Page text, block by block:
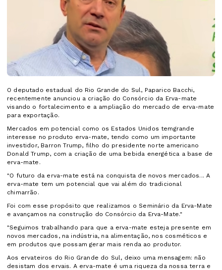
O deputado estadual do Rio Grande do Sul, Paparico Bacchi,
recentemente anunciou a criação do Consórcio da Erva-mate
visando o fortalecimento e a ampliação do mercado de erva-mate
para exportação.
Mercados em potencial como os Estados Unidos temgrande
interesse no produto erva-mate, tendo como um importante
investidor, Barron Trump, filho do presidente norte americano
Donald Trump, com a criação de uma bebida energética a base de
erva-mate.
"O futuro da erva-mate está na conquista de novos mercados... A
erva-mate tem um potencial que vai além do tradicional
chimarrão.
Foi com esse propósito que realizamos o Seminário da Erva-Mate
e avançamos na construção do Consórcio da Erva-Mate."
"Seguimos trabalhando para que a erva-mate esteja presente em
novos mercados, na indústria, na alimentação, nos cosméticos e
em produtos que possam gerar mais renda ao produtor.
Aos ervateiros do Rio Grande do Sul, deixo uma mensagem: não
desistam dos ervais. A erva-mate é uma riqueza da nossa terra e